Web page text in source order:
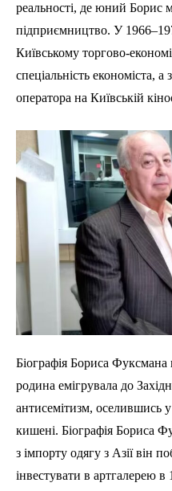
реальності, де юний Борис
підприємництво. У
Київському торгово-
спеціальність економіста,
оператора на Київській
Біографія Бориса Фуксмана
родина емігрувала до
антисемітизм, оселившись
кишені. Біографія Бориса
з імпорту одягу з Азії він
інвестувати в артгалерею